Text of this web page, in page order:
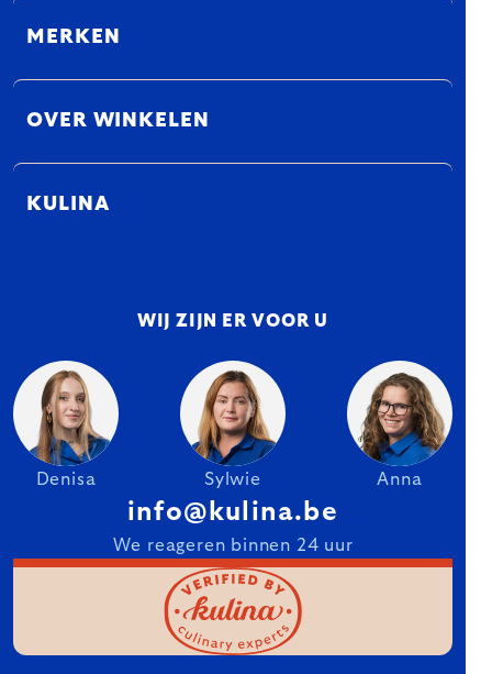
MERKEN
OVER WINKELEN
KULINA
WIJ ZIJN ER VOOR U
Denisa Sylwie Anna
info@kulina.be
We reageren binnen 24 uur